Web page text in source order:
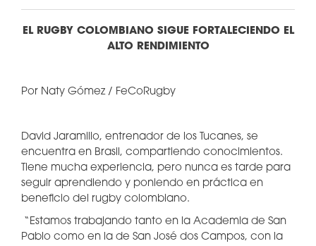
EL RUGBY COLOMBIANO SIGUE FORTALECIENDO EL
ALTO RENDIMIENTO
Por Naty Gómez / FeCoRugby
David Jaramillo, entrenador de los Tucanes, se
encuentra en Brasil, compartiendo conocimientos.
Tiene mucha experiencia, pero nunca es tarde para
seguir aprendiendo y poniendo en práctica en
beneficio del rugby colombiano.
“Estamos trabajando tanto en la Academia de San
Pablo como en la de San José dos Campos, con la